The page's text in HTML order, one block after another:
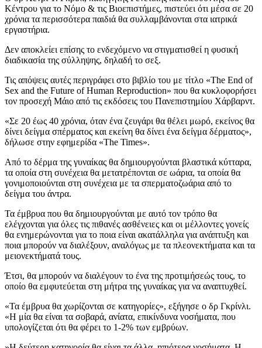
Κέντρου για το Νόμο & τις Βιοεπιστήμες, πιστεύει ότι μέσα σε 20
χρόνια τα περισσότερα παιδιά θα συλλαμβάνονται στα ιατρικά
εργαστήρια.
Δεν αποκλείει επίσης το ενδεχόμενο να στιγματισθεί η φυσική
διαδικασία της σύλληψης, δηλαδή το σεξ.
Τις απόψεις αυτές περιγράφει στο βιβλίο του με τίτλο «The End of
Sex and the Future of Human Reproduction» που θα κυκλοφορήσει
τον προσεχή Μάιο από τις εκδόσεις του Πανεπιστημίου Χάρβαρντ.
«Σε 20 έως 40 χρόνια, όταν ένα ζευγάρι θα θέλει μωρό, εκείνος θα
δίνει δείγμα σπέρματος και εκείνη θα δίνει ένα δείγμα δέρματος»,
δήλωσε στην εφημερίδα «The Times».
Από το δέρμα της γυναίκας θα δημιουργούνται βλαστικά κύτταρα,
τα οποία στη συνέχεια θα μετατρέπονται σε ωάρια, τα οποία θα
γονιμοποιούνται στη συνέχεια με τα σπερματοζωάρια από το
δείγμα του άντρα.
Τα έμβρυα που θα δημιουργούνται με αυτό τον τρόπο θα
ελέγχονται για όλες τις πιθανές ασθένειες και οι μέλλοντες γονείς
θα ενημερώνονται για το ποια είναι ακατάλληλα για ανάπτυξη και
ποια μπορούν να διαλέξουν, αναλόγως με τα πλεονεκτήματα και τα
μειονεκτήματά τους.
Έτσι, θα μπορούν να διαλέγουν το ένα της προτιμήσεώς τους, το
οποίο θα εμφυτεύεται στη μήτρα της γυναίκας για να αναπτυχθεί.
«Τα έμβρυα θα χωρίζονται σε κατηγορίες», εξήγησε ο δρ Γκρίνλι.
«Η μία θα είναι τα σοβαρά, ανίατα, επικίνδυνα νοσήματα, που
υπολογίζεται ότι θα φέρει το 1-2% των εμβρύων.